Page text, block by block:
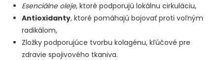
Esenciálne oleje, ktoré podporujú lokálnu cirkuláciu,
Antioxidanty, ktoré pomáhajú bojovať proti voľným
radikálom,
Zložky podporujúce tvorbu kolagénu, kľúčové pre
zdravie spojivového tkaniva.